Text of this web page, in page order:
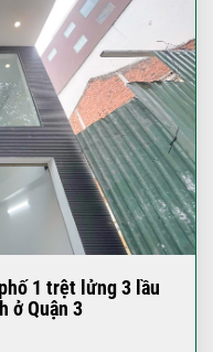
1 trệt lửng 3 lầu
ở Quận 3